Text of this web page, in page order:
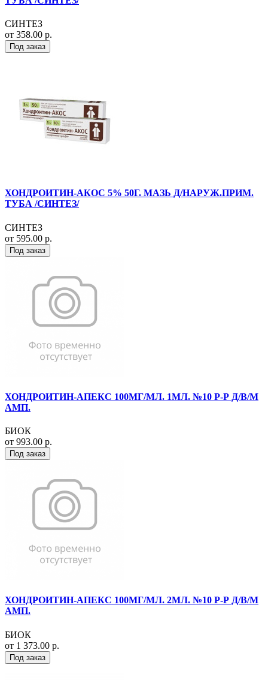
СИНТЕЗ
от 358.00 р.
Под заказ
ХОНДРОИТИН-АКОС 5% 50Г. МАЗЬ Д/НАРУЖ.ПРИМ.
ТУБА /СИНТЕЗ/
СИНТЕЗ
от 595.00 р.
Под заказ
ХОНДРОИТИН-АПЕКС 100МГ/МЛ. 1МЛ. №10 Р-Р Д/В/М
АМП.
БИОК
от 993.00 р.
Под заказ
ХОНДРОИТИН-АПЕКС 100МГ/МЛ. 2МЛ. №10 Р-Р Д/В/М
АМП.
БИОК
от 1 373.00 р.
Под заказ